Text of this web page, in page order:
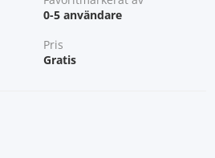
0-5 användare
Pris
Gratis